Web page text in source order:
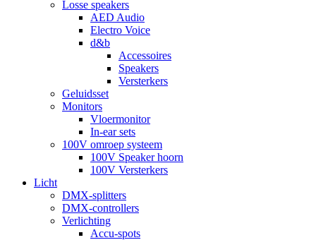
Losse speakers
AED Audio
Electro Voice
d&b
Accessoires
Speakers
Versterkers
Geluidsset
Monitors
Vloermonitor
In-ear sets
100V omroep systeem
100V Speaker hoorn
100V Versterkers
Licht
DMX-splitters
DMX-controllers
Verlichting
Accu-spots